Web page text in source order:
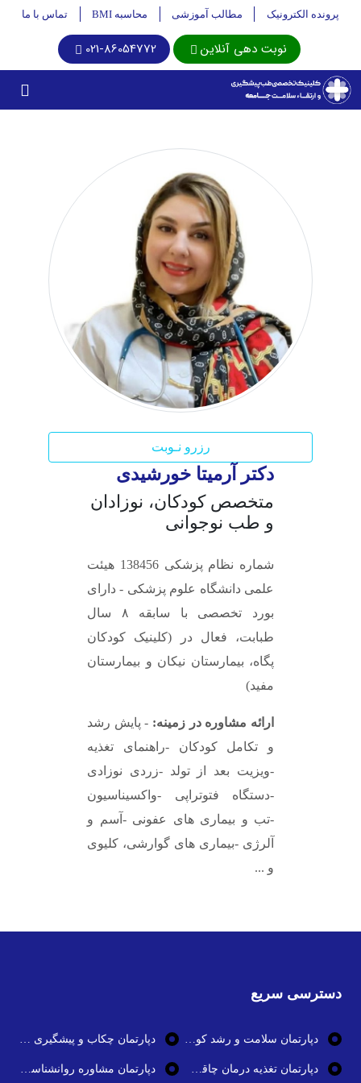
پرونده الکترونیک مطالب آموزشی محاسبه BMI تماس با ما
نوبت دهی آنلاین 021-86054772
رزرو نـوبت
دکتر آرمیتا خورشیدی
متخصص کودکان، نوزادان
و طب نوجوانی
شماره نظام پزشکی 138456
هیئت
علمی دانشگاه علوم پزشکی - دارای
بورد تخصصی با سابقه ۸ سال
طبابت، فعال در (کلینیک کودکان
پگاه، بیمارستان نیکان و بیمارستان
مفید)
ارائه مشاوره در زمینه: - پایش رشد
و تکامل کودکان -راهنمای تغذیه
-ویزیت بعد از تولد -زردی نوزادی
-دستگاه فتوتراپی -واکسیناسیون
-تب و بیماری های عفونی -آسم و
آلرژی -بیماری های گوارشی، کلیوی
و ...
دسترسی سریع
دپارتمان سلامت و رشد کودک دپارتمان چکاب و پیشگیری از بیماری ها
دپارتمان تغذیه درمان چاقی و تناسب اندام دپارتمان مشاوره روانشناسی و سلامت روان